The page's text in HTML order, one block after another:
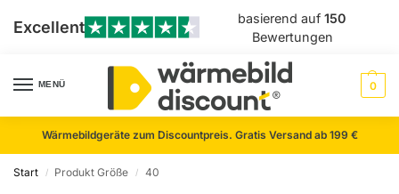
Excellent basierend auf150
Bewertungen
MENÜ 0
Wärmebildgeräte zum Discountpreis. Gratis Versand ab 199 €
Start / Produkt Größe / 40